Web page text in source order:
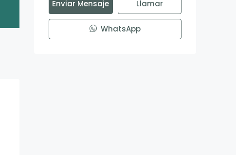
Enviar Mensaje Llamar
WhatsApp